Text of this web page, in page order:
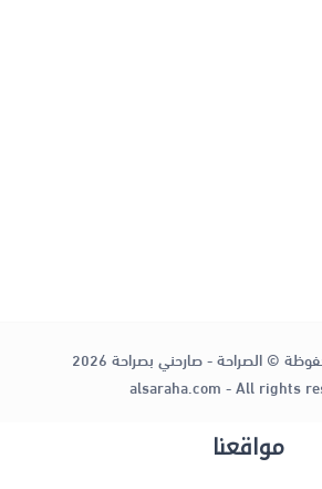
© الصراحة - صارحني بصراحة 2026
alsaraha.com - All rights